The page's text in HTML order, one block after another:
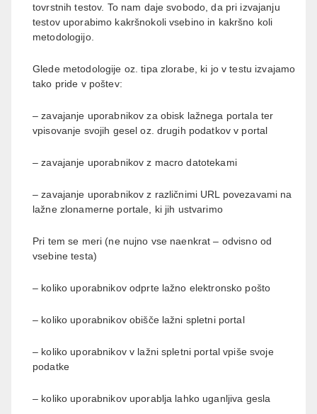
tovrstnih testov. To nam daje svobodo, da pri izvajanju
testov uporabimo kakršnokoli vsebino in kakršno koli
metodologijo.
Glede metodologije oz. tipa zlorabe, ki jo v testu izvajamo
tako pride v poštev:
– zavajanje uporabnikov za obisk lažnega portala ter
vpisovanje svojih gesel oz. drugih podatkov v portal
– zavajanje uporabnikov z macro datotekami
– zavajanje uporabnikov z različnimi URL povezavami na
lažne zlonamerne portale, ki jih ustvarimo
Pri tem se meri (ne nujno vse naenkrat – odvisno od
vsebine testa)
– koliko uporabnikov odprte lažno elektronsko pošto
– koliko uporabnikov obišče lažni spletni portal
– koliko uporabnikov v lažni spletni portal vpiše svoje
podatke
– koliko uporabnikov uporablja lahko uganljiva gesla